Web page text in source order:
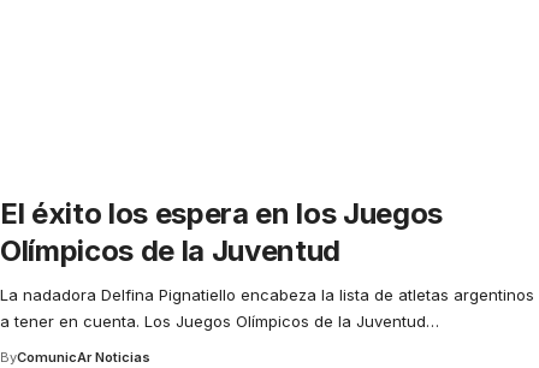
El éxito los espera en los Juegos
Olímpicos de la Juventud
La nadadora Delfina Pignatiello encabeza la lista de atletas argentinos
a tener en cuenta. Los Juegos Olímpicos de la Juventud…
ByComunicAr Noticias